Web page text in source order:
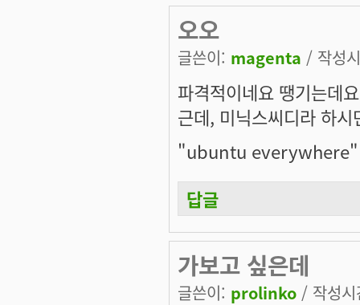
오오
글쓴이: magenta / 작성
파격적이네요 땡기는데
근데, 미닉스씨디라 하
"ubuntu everywhere"
답글
가보고 싶은데
글쓴이: prolinko / 작성